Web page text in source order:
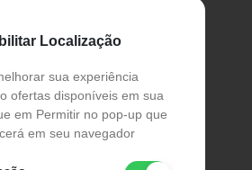
Localização
sua experiência
ofertas disponíveis em sua
em Permitir no pop-up que
em seu navegador